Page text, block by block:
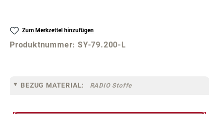
Zum Merkzettel hinzufügen
Produktnummer:SY-79.200-L
BEZUG MATERIAL: RADIO Stoffe